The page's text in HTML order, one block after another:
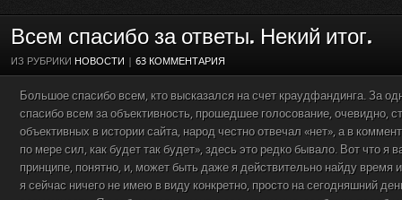
Всем спасибо за ответы. Некий итог.
ИЗ РУБРИКИ НОВОСТИ | 63 КОММЕНТАРИЯ
Большое спасибо всем, кто высказался на счет краудфандинга. За
спасибо всем за объективность, прошедшее голосование, очевидно,
объективных в истории сайта, народ честно отвечал «нет», а в
по мере сил, как будет так будет», здесь это редко бывало. Вот что я
принципе, понятно, и, может быть даже я действительно найду время
я сейчас ничего не имею в виду конкретно, просто на сегодняшний